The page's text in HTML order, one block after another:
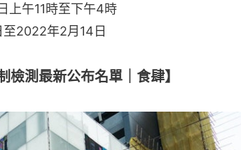
上午11時至下午4時
2022年2月14日
檢測最新公布名單｜食肆】